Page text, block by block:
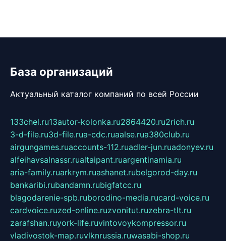
База организаций
Актуальный каталог компаний по всей России
133chel.ru13autor-kolonka.ru2864420.ru2rich.ru
3-d-file.ru3d-file.rua-cdc.ruaalse.rua380club.ru
airgungames.ruaccounts-112.ruadler-jun.ruadonyev.ru
alfeihavsalnassr.rualtaipant.ruargentinamia.ru
aria-family.ruarkrym.ruashanet.rubelgorod-day.ru
bankaribi.rubandamn.rubigfatcc.ru
blagodarenie-spb.ruborodino-media.rucard-voice.ru
cardvoice.ruzed-online.ruzvonitut.ruzebra-tlt.ru
zarafshan.ruyork-life.ruvintovoykompressor.ru
vladivostok-map.ruvlknrussia.ruwasabi-shop.ru